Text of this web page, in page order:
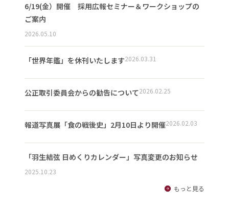
6/19(金）開催 採用広報セミナー＆ワークショップの
ご案内
2026.05.10
「世界年鑑」を休刊いたします2026.03.31
公正取引委員会からの勧告について2026.02.25
報道写真展「食の戦後史」2月10日より開催2026.02.03
「羽生結弦 日めくりカレンダー」写真変更のお知らせ
2025.10.23
もっと見る